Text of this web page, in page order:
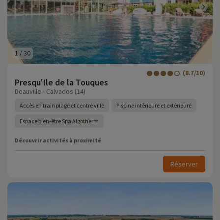
1 /30
Presqu'Ile de la Touques
(8.7/10)
Deauville - Calvados (14)
Accès en train plage et centre ville Piscine intérieure et extérieure
Espace bien-être Spa Algotherm
Découvrir activités à proximité
Réserver